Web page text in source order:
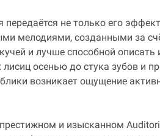
не только его
мелодиями, созданными за
и лучше способной
осенью до стука зубов и
возникает ощущение
и изысканном